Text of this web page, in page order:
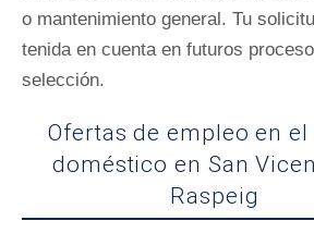
o mantenimiento general. Tu
tenida en cuenta en futuros
selección.
Ofertas de empleo en
doméstico en San
Raspeig